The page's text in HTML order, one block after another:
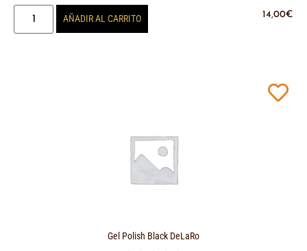
14,00€
AÑADIR AL CARRITO
Gel Polish Black DeLaRo